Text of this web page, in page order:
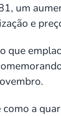
um
e
que
a